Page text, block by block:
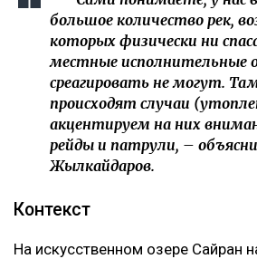
большое количество рек,
которых физически ни
местные исполнительные
среагировать не могут.
происходят случаи
акцентируем на них
рейды и патрули, –
Жылкайдаров.
Контекст
На искусственном озере Сайран